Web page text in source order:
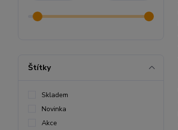
Štítky
Skladem
Novinka
Akce